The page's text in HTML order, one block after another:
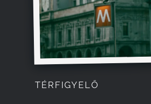
Kapcsolat
TÉRFIGYELŐ